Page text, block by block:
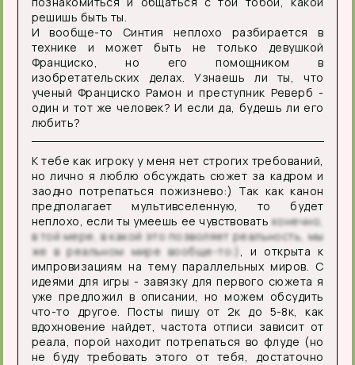
решишь быть ты.
И вообще-то Синтия неплохо разбирается в
технике и может быть не только девушкой
Франциско, но его помощником в
изобретательских делах. Узнаешь ли ты, что
ученый Франциско Рамон и преступник Реверб -
один и тот же человек? И если да, будешь ли его
любить?
К тебе как игроку у меня нет строгих требований,
но лично я люблю обсуждать сюжет за кадром и
заодно потрепаться пожизнево:) Так как канон
предполагает мультивселенную, то будет
неплохо, если ты умеешь ее чувствоватьконечно,
в той мере, в какой это позволяет реальность, мы
же в реальном мире вообще-то:), и открыта к
импровизациям на тему параллельных миров. С
идеями для игры - завязку для первого сюжета я
уже предложил в описании, но можем обсудить
что-то другое. Посты пишу от 2к до 5-8к, как
вдохновение найдет, частота отписи зависит от
реала, порой находит потрепаться во флуде (но
не буду требовать этого от тебя, достаточно